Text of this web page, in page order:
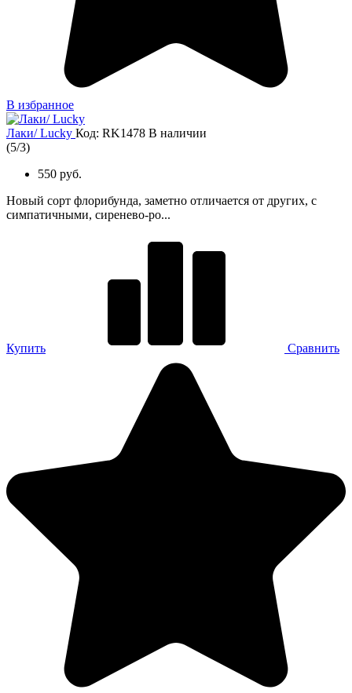
В избранное
Лаки/ Lucky Код: RK1478 В наличии
(5/3)
550 руб.
Новый сорт флорибунда, заметно отличается от других, с
симпатичными, сиренево-ро...
Купить Сравнить